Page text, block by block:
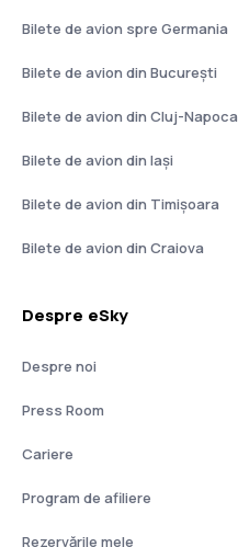
Bilete de avion spre Germania
Bilete de avion din București
Bilete de avion din Cluj-Napoca
Bilete de avion din Iași
Bilete de avion din Timișoara
Bilete de avion din Craiova
Despre eSky
Despre noi
Press Room
Cariere
Program de afiliere
Rezervările mele